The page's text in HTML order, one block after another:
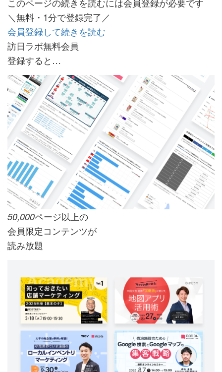
このページの続きを読むには会員登録が必要です
＼無料・1分で登録完了／
会員登録して続きを読む
訪日ラボ無料会員
登録すると…
50,000ページ以上の
会員限定コンテンツが
読み放題